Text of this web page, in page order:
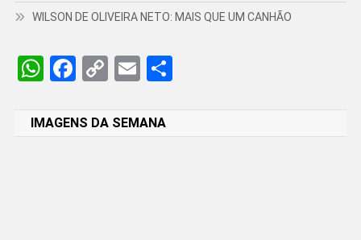
WILSON DE OLIVEIRA NETO: MAIS QUE UM CANHÃO
WhatsApp
Facebook
CopyEmailShare
IMAGENS DA SEMANA